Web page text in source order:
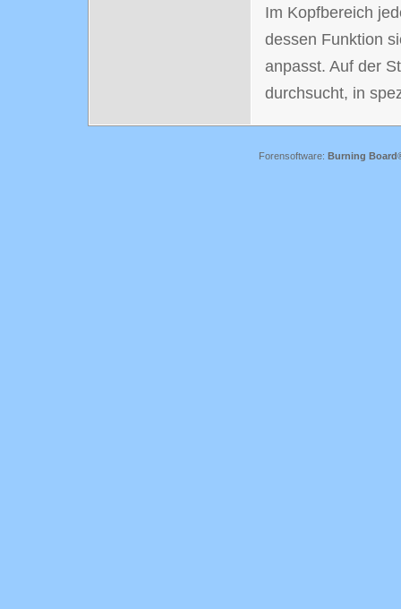
Im Kopfbereich
dessen Funktion
anpasst. Auf der
durchsucht, in
Forensoftware: Burning